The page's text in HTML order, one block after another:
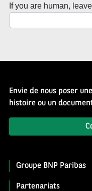
If you are human,
Envie de nous poser
histoire ou un
Groupe BNP Paribas
Partenariats